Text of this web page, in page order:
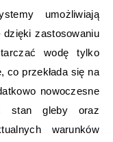
umożliwiają
zastosowaniu
wodę tylko
co przekłada się na
nowoczesne
stan gleby oraz
warunków